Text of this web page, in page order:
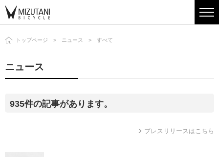
トップページ ニュース すべて
ニュース
935件の記事があります。
プレスリリースはこちら